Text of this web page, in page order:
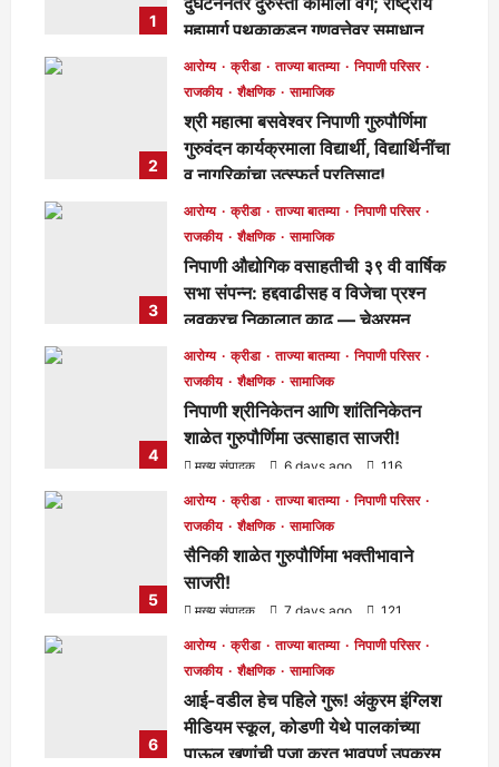
1
महामार्ग पथकाकडून गुणवत्तेवर समाधान,
लवकरच काम पूर्ण होणार!
मुख्य संपादक 1 day ago
2
आरोग्य क्रीडा ताज्या बातम्या
निपाणी परिसर
राजकीय
शैक्षणिक सामाजिक
श्री महात्मा बसवेश्वर निपाणी गुरुपौर्णिमा
गुरुवंदन कार्यक्रमाला विद्यार्थी, विद्यार्थिनींचा
व नागरिकांचा उत्स्फूर्त प्रतिसाद!
मुख्य संपादक 4 days ago 116
3
आरोग्य क्रीडा ताज्या बातम्या
निपाणी परिसर
राजकीय
शैक्षणिक सामाजिक
निपाणी औद्योगिक वसाहतीची ३९ वी वार्षिक
सभा संपन्न: हद्दवाढीसह व विजेचा प्रश्न
लवकरच निकालात काढू — चेअरमन
बाळासाहेब जोरापुरे
मुख्य संपादक 4 days ago
4
आरोग्य क्रीडा ताज्या बातम्या
निपाणी परिसर
राजकीय
शैक्षणिक सामाजिक
निपाणी श्रीनिकेतन आणि शांतिनिकेतन
शाळेत गुरुपौर्णिमा उत्साहात साजरी!
मुख्य संपादक 6 days ago 116
5
आरोग्य क्रीडा ताज्या बातम्या
निपाणी परिसर
राजकीय
शैक्षणिक सामाजिक
सैनिकी शाळेत गुरुपौर्णिमा भक्तीभावाने
साजरी!
मुख्य संपादक 7 days ago 121
6
आरोग्य क्रीडा ताज्या बातम्या
निपाणी परिसर
राजकीय
शैक्षणिक सामाजिक
आई-वडील हेच पहिले गुरू! अंकुरम इंग्लिश
मीडियम स्कूल, कोडणी येथे पालकांच्या
पाऊल खुणांची पूजा करत भावपूर्ण उपक्रम